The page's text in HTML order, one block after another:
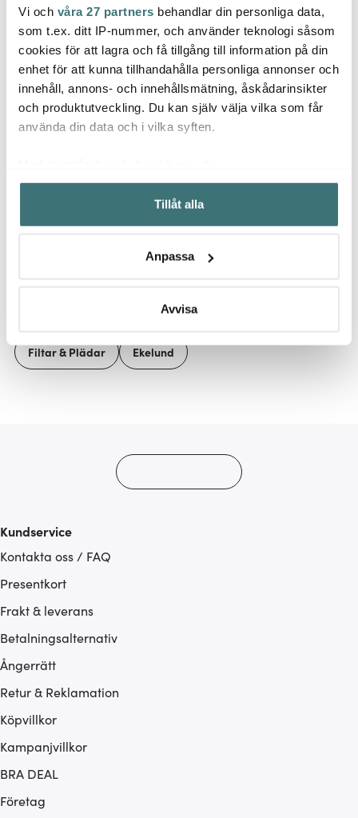
Vi och våra 27 partners behandlar din personliga data,
som t.ex. ditt IP-nummer, och använder teknologi såsom
cookies för att lagra och få tillgång till information på din
enhet för att kunna tillhandahålla personliga annonser och
innehåll, annons- och innehållsmätning, åskådarinsikter
och produktutveckling. Du kan själv välja vilka som får
använda din data och i vilka syften.
Samla in information om din geografiska plats som
kan ha en noggrannhet på upp till flera meter
Identifiera din enhet genom att aktivt skanna den för
Ta reda på mer om hur dina personliga uppgifter
Du kan ändra eller dra tillbaka ditt samtycke när som
Vi använder cookies för att innehållet och annonserna
Tillåt alla
Anpassa
Avvisa
Ekelund
Halmstad handduk
35x50 cm
205 kr
I lager
Ekelund
Hängare Pluring Silver
49 kr
I lager
Pippi
295
Låt dig inspireras av våra kunder
Filtar & Plädar Ekelund
Kundservice
Kontakta oss / FAQ
Presentkort
Frakt & leverans
Betalningsalternativ
Ångerrätt
Retur & Reklamation
Köpvillkor
Kampanjvillkor
BRA DEAL
Företag